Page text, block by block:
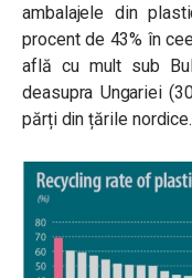
ambalajele din
procent de 43% în
află cu mult sub
deasupra Ungariei
părți din țările nordice.